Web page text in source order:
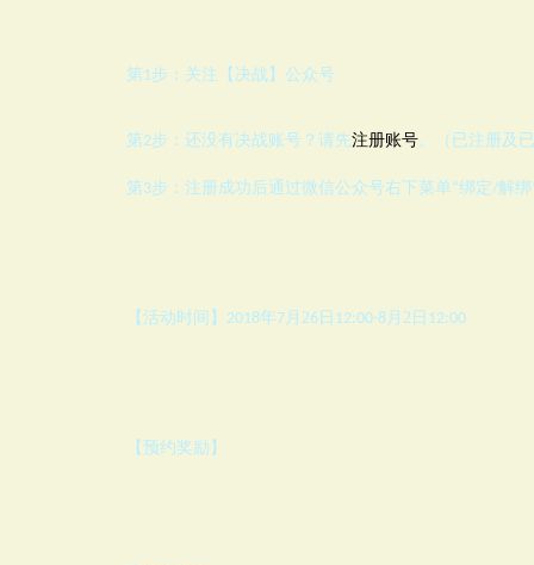
第1步：关注【决战】公众号
第2步： 还没有决战账号？请先注册账号。（已注册及
第3步： 注册成功后通过微信公众号右下菜单“绑定/解
【活动时间】 2018年7 月26 日 12:00-8 月2 日 12:00
【预约奖励】